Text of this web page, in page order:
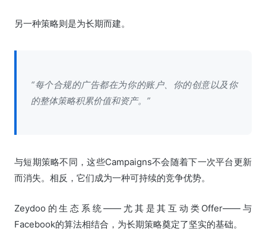
另一种策略则是为长期而建。
“每个合规的广告都在为你的账户、你的创意以及你
的整体策略积累价值和资产。”
与短期策略不同，这些Campaigns不会随着下一次平台更新
而消失。相反，它们成为一种可持续的竞争优势。
Zeydoo的生态系统——尤其是其互动类Offer——与
Facebook的算法相结合，为长期策略奠定了坚实的基础。